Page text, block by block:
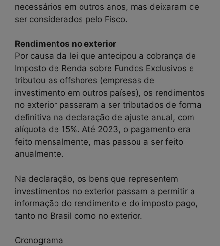
necessários em outros anos, mas deixaram de
ser considerados pelo Fisco.
Rendimentos no exterior
Por causa da lei que antecipou a cobrança de
Imposto de Renda sobre Fundos Exclusivos e
tributou as offshores (empresas de
investimento em outros países), os rendimentos
no exterior passaram a ser tributados de forma
definitiva na declaração de ajuste anual, com
alíquota de 15%. Até 2023, o pagamento era
feito mensalmente, mas passou a ser feito
anualmente.
Na declaração, os bens que representem
investimentos no exterior passam a permitir a
informação do rendimento e do imposto pago,
tanto no Brasil como no exterior.
Cronograma